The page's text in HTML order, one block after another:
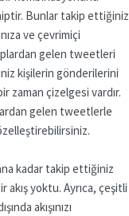
Bunlar takip ettiğiniz
ve çevrimiçi
gelen tweetleri
kişilerin gönderilerini
zaman çizelgesi vardır.
gelen tweetlerle
kadar takip ettiğiniz
yoktu. Ayrıca, çeşitli
akışınızı